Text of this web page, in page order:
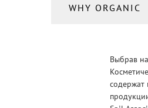
WHY ORGANIC
Выбрав
содержат